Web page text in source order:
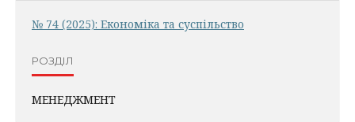
№ 74 (2025): Економіка та суспільство
РОЗДІЛ
МЕНЕДЖМЕНТ